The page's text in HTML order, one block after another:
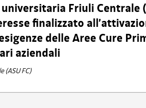
Friuli Centrale
finalizzato
delle Aree Cure
aziendali
(ASU FC)